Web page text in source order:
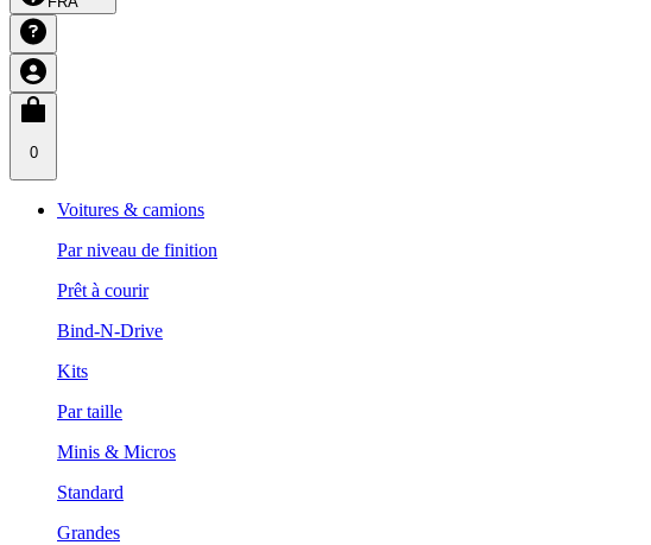
0
Voitures & camions
Par niveau de finition
Prêt à courir
Bind-N-Drive
Kits
Par taille
Minis & Micros
Standard
Grandes